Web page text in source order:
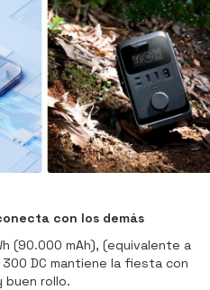
con los demás
(90.000 mAh), (equivalente a
DC mantiene la fiesta con
buen rollo.